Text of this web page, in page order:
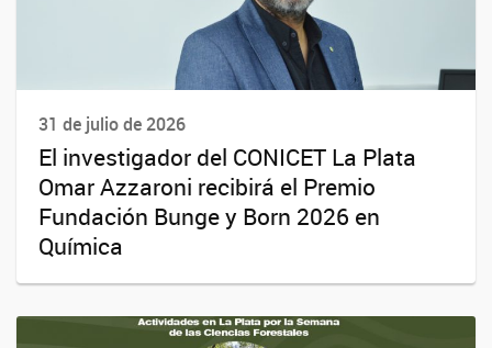
31 de julio de 2026
El investigador del CONICET La Plata
Omar Azzaroni recibirá el Premio
Fundación Bunge y Born 2026 en
Química